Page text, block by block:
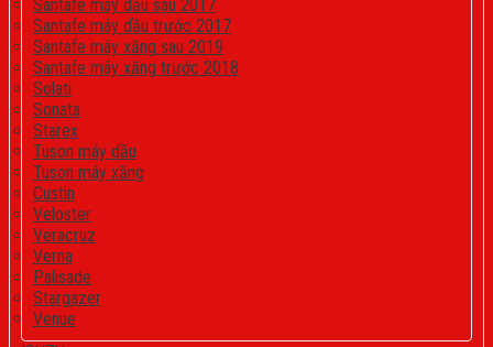
Santafe máy dầu sau 2017
Santafe máy dầu trước 2017
Santafe máy xăng sau 2019
Santafe máy xăng trước 2018
Solati
Sonata
Starex
Tuson máy dầu
Tuson máy xăng
Custin
Veloster
Veracruz
Verna
Palisade
Stargazer
Venue